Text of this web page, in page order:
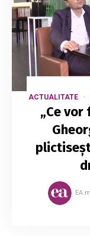
ACTUALITATE
„Ce vor